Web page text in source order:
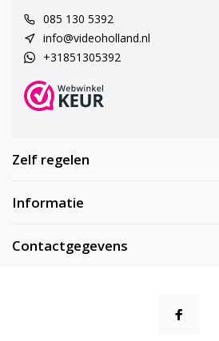
085 130 5392
info@videoholland.nl
+31851305392
Zelf regelen
Informatie
Contactgegevens